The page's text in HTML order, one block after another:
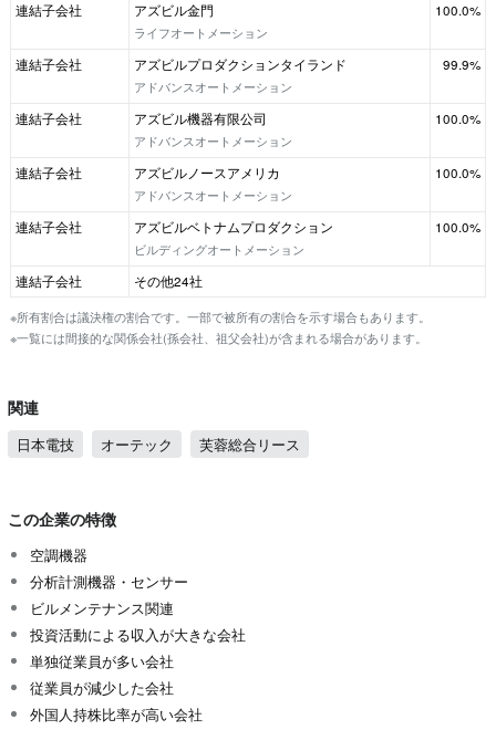
連結子会社
アズビル金門
ライフオートメーション
100.0%
連結子会社
アズビルプロダクションタイランド
アドバンスオートメーション
99.9%
連結子会社
アズビル機器有限公司
アドバンスオートメーション
100.0%
連結子会社
アズビルノースアメリカ
アドバンスオートメーション
100.0%
連結子会社
アズビルベトナムプロダクション
ビルディングオートメーション
100.0%
連結子会社
その他24社
※所有割合は議決権の割合です。一部で被所有の割合を示す場合もあります。
※一覧には間接的な関係会社(孫会社、祖父会社)が含まれる場合があります。
関連
日本電技 オーテック 芙蓉総合リース
この企業の特徴
空調機器
分析計測機器・センサー
ビルメンテナンス関連
投資活動による収入が大きな会社
単独従業員が多い会社
従業員が減少した会社
外国人持株比率が高い会社